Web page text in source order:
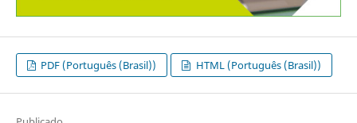
PDF (Português (Brasil)) HTML (Português (Brasil))